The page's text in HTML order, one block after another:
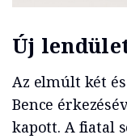
Új
Az elmúlt két
Bence
kapott. A fiatal